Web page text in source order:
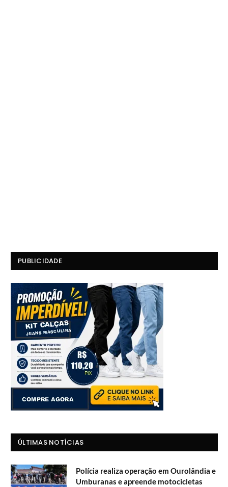
PUBLICIDADE
ÚLTIMAS NOTÍCIAS
Polícia realiza operação em Ourolândia e
Umburanas e apreende motocicletas